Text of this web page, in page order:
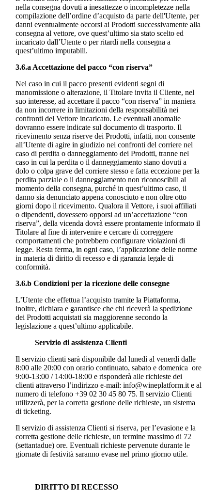
nella consegna dovuti a inesattezze o incompletezze nella
compilazione dell’ordine d’acquisto da parte dell'Utente, per
danni eventualmente occorsi ai Prodotti successivamente alla
consegna al vettore, ove quest’ultimo sia stato scelto ed
incaricato dall’Utente o per ritardi nella consegna a
quest’ultimo imputabili.
3.6.a Accettazione del pacco “con riserva”
Nel caso in cui il pacco presenti evidenti segni di
manomissione o alterazione, il Titolare invita il Cliente, nel
suo interesse, ad accettare il pacco “con riserva” in maniera
da non incorrere in limitazioni della responsabilità nei
confronti del Vettore incaricato. Le eventuali anomalie
dovranno essere indicate sul documento di trasporto. Il
ricevimento senza riserve dei Prodotti, infatti, non consente
all’Utente di agire in giudizio nei confronti del corriere nel
caso di perdita o danneggiamento dei Prodotti, tranne nel
caso in cui la perdita o il danneggiamento siano dovuti a
dolo o colpa grave del corriere stesso e fatta eccezione per la
perdita parziale o il danneggiamento non riconoscibili al
momento della consegna, purché in quest’ultimo caso, il
danno sia denunciato appena conosciuto e non oltre otto
giorni dopo il ricevimento. Qualora il Vettore, i suoi affiliati
o dipendenti, dovessero opporsi ad un’accettazione “con
riserva”, della vicenda dovrà essere prontamente informato il
Titolare al fine di intervenire e cercare di correggere
comportamenti che potrebbero configurare violazioni di
legge. Resta ferma, in ogni caso, l’applicazione delle norme
in materia di diritto di recesso e di garanzia legale di
conformità.
3.6.b Condizioni per la ricezione delle consegne
L’Utente che effettua l’acquisto tramite la Piattaforma,
inoltre, dichiara e garantisce che chi riceverà la spedizione
dei Prodotti acquistati sia maggiorenne secondo la
legislazione a quest’ultimo applicabile.
Servizio di assistenza Clienti
Il servizio clienti sarà disponibile dal lunedì al venerdì dalle
8:00 alle 20:00 con orario continuato, sabato e domenica ore
9:00-13:00 / 14:00-18:00 e risponderà alle richieste dei
clienti attraverso l’indirizzo e-mail: info@wineplatform.it e al
numero di telefono +39 02 30 45 80 75. Il servizio Clienti
utilizzerà, per la corretta gestione delle richieste, un sistema
di ticketing.
Il servizio di assistenza Clienti si riserva, per l’evasione e la
corretta gestione delle richieste, un termine massimo di 72
(settantadue) ore. Eventuali richieste pervenute durante le
giornate di festività saranno evase nel primo giorno utile.
DIRITTO DI RECESSO